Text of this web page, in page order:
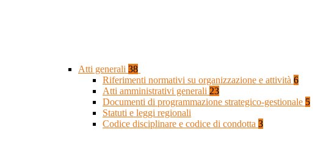
Atti generali 38
Riferimenti normativi su organizzazione e attività 6
Atti amministrativi generali 23
Documenti di programmazione strategico-gestionale 5
Statuti e leggi regionali
Codice disciplinare e codice di condotta 3